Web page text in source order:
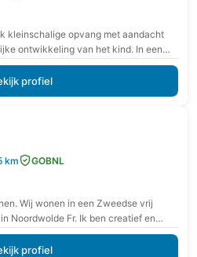
kleinschalige opvang met aandacht
ontwikkeling van het kind. In een
krijgt…
profiel
km GOBNL
Wij wonen in een Zweedse vrij
Noordwolde Fr. Ik ben creatief en…
profiel